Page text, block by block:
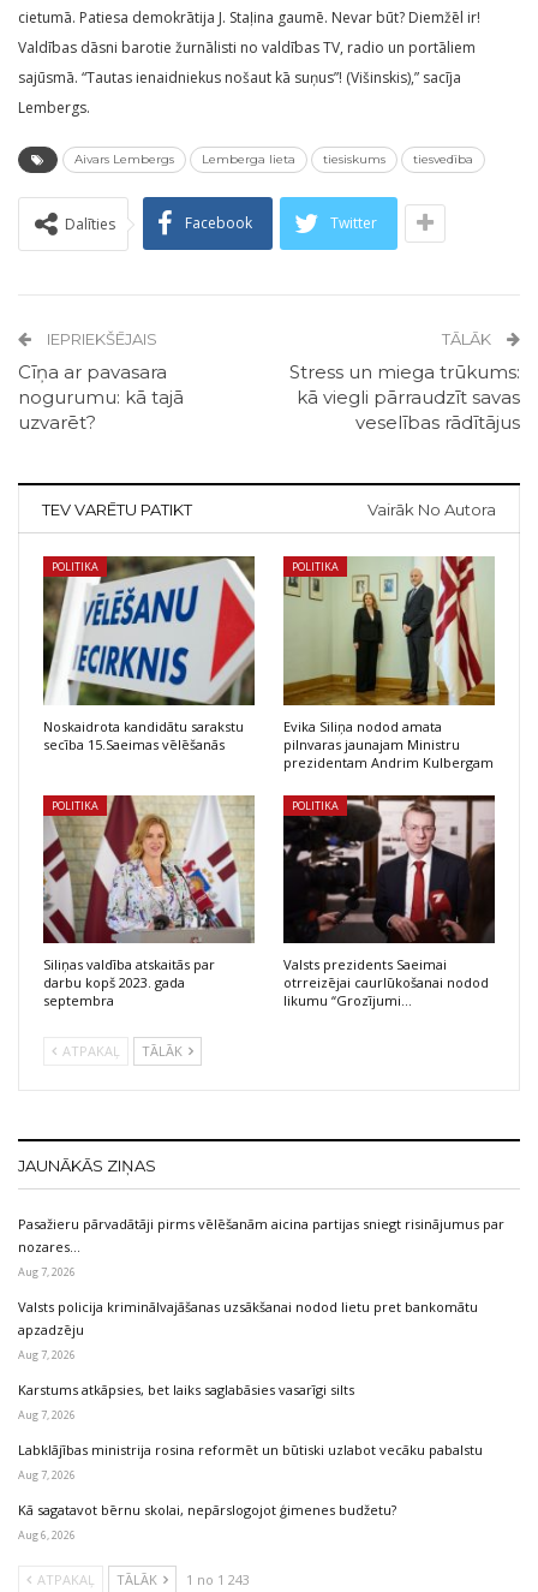
cietumā. Patiesa demokrātija J. Staļina gaumē. Nevar būt? Diemžēl ir!
Valdības dāsni barotie žurnālisti no valdības TV, radio un portāliem
sajūsmā. “Tautas ienaidniekus nošaut kā suņus”! (Višinskis),” sacīja
Lembergs.
Aivars Lembergs Lemberga lieta tiesiskums tiesvedība
Dalīties Facebook Twitter
IEPRIEKŠĒJAIS
Cīņa ar pavasara
nogurumu: kā tajā
uzvarēt?
TĀLĀK
Stress un miega trūkums:
kā viegli pārraudzīt savas
veselības rādītājus
TEV VARĒTU PATIKT Vairāk No Autora
POLITIKA
Noskaidrota kandidātu sarakstu
secība 15.Saeimas vēlēšanās
POLITIKA
Evika Siliņa nodod amata
pilnvaras jaunajam Ministru
prezidentam Andrim Kulbergam
POLITIKA
Siliņas valdība atskaitās par
darbu kopš 2023. gada
septembra
POLITIKA
Valsts prezidents Saeimai
otrreizējai caurlūkošanai nodod
likumu “Grozījumi…
ATPAKAĻ TĀLĀK
JAUNĀKĀS ZIŅAS
Pasažieru pārvadātāji pirms vēlēšanām aicina partijas sniegt risinājumus par
nozares…
Aug 7, 2026
Valsts policija kriminālvajāšanas uzsākšanai nodod lietu pret bankomātu
apzadzēju
Aug 7, 2026
Karstums atkāpsies, bet laiks saglabāsies vasarīgi silts
Aug 7, 2026
Labklājības ministrija rosina reformēt un būtiski uzlabot vecāku pabalstu
Aug 7, 2026
Kā sagatavot bērnu skolai, nepārslogojot ģimenes budžetu?
Aug 6, 2026
ATPAKAĻ TĀLĀK 1 no 1 243